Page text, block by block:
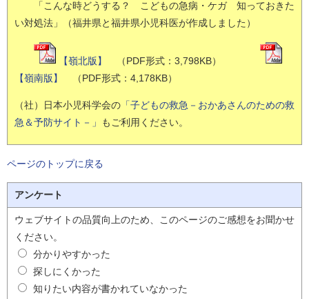
「こんな時どうする？ こどもの急病・ケガ 知っておきた
い対処法」（福井県と福井県小児科医が作成しました）
【嶺北版】
（PDF形式：3,798KB）
【嶺南版】
（PDF形式：4,178KB）
（社）日本小児科学会の 「子どもの救急－おかあさんのための救
急＆予防サイト－」
もご利用ください。
ページのトップに戻る
アンケート
ウェブサイトの品質向上のため、このページのご感想をお聞かせ
ください。
分かりやすかった
探しにくかった
知りたい内容が書かれていなかった